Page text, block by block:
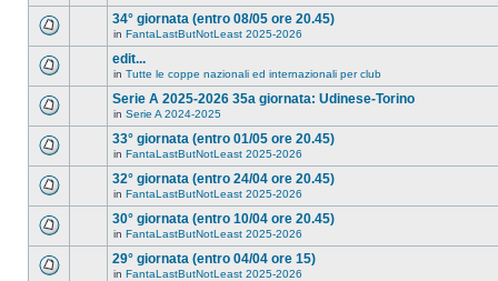
34° giornata (entro 08/05 ore 20.45)
in FantaLastButNotLeast 2025-2026
edit...
in Tutte le coppe nazionali ed internazionali per club
Serie A 2025-2026 35a giornata: Udinese-Torino
in Serie A 2024-2025
33° giornata (entro 01/05 ore 20.45)
in FantaLastButNotLeast 2025-2026
32° giornata (entro 24/04 ore 20.45)
in FantaLastButNotLeast 2025-2026
30° giornata (entro 10/04 ore 20.45)
in FantaLastButNotLeast 2025-2026
29° giornata (entro 04/04 ore 15)
in FantaLastButNotLeast 2025-2026